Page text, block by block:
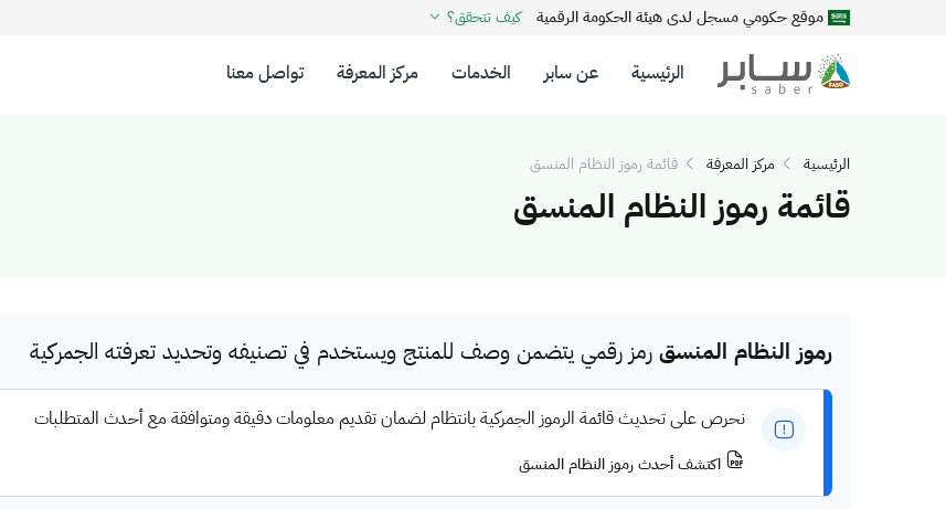
موقع حكومي مسجل لدى هيئة الحكومة الرقمية كيف تتحقق؟
الرئيسية عن سابر الخدمات مركز المعرفة تواصل معنا
الرئيسية مركز المعرفة قائمة رموز النظام المنسق
قائمة رموز النظام المنسق
رموز النظام المنسق رمز رقمي يتضمن وصف للمنتج ويستخدم في تصنيفه وتحديد تعرفته الجمركية
نحرص على تحديث قائمة الرموز الجمركية بانتظام لضمان تقديم معلومات دقيقة ومتوافقة مع أحدث المتطلبات
اكتشف أحدث رموز النظام المنسق